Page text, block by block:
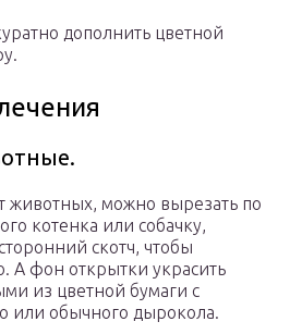
дополнить цветной
животных, можно вырезать по
котенка или собачку,
скотч, чтобы
А фон открытки украсить
из цветной бумаги с
или обычного дырокола.